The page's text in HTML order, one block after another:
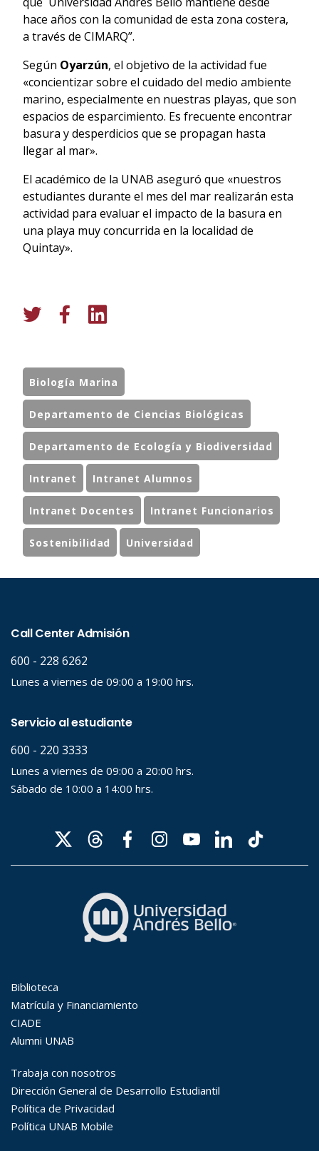
hace años con la comunidad de esta zona costera,
a través de CIMARQ”.
Según Oyarzún, el objetivo de la actividad fue
«concientizar sobre el cuidado del medio ambiente
marino, especialmente en nuestras playas, que son
espacios de esparcimiento. Es frecuente encontrar
basura y desperdicios que se propagan hasta
llegar al mar».
El académico de la UNAB aseguró que «nuestros
estudiantes durante el mes del mar realizarán esta
actividad para evaluar el impacto de la basura en
una playa muy concurrida en la localidad de
Quintay».
Biología Marina
Departamento de Ciencias Biológicas
Departamento de Ecología y Biodiversidad
Intranet Intranet Alumnos
Intranet Docentes Intranet Funcionarios
Sostenibilidad Universidad